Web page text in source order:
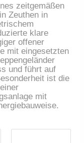
zeitgemäßen
Zeuthen in
klare
offener
mit eingesetzten
und führt auf
ist die
mit